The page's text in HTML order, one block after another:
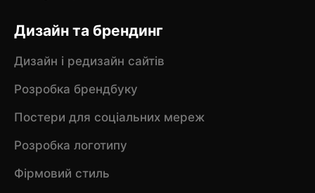
Дизайн та брендинг
Дизайн і редизайн сайтів
Розробка брендбуку
Постери для соціальних мереж
Розробка логотипу
Фірмовий стиль